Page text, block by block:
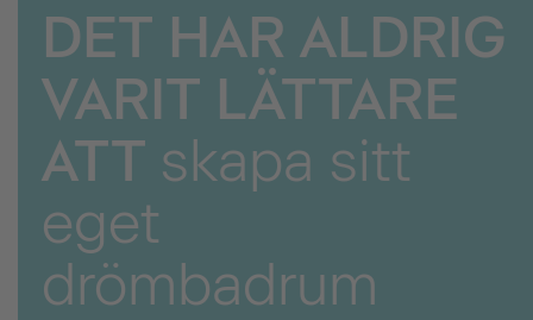
DET HAR ALDRIG
VARIT LÄTTARE
ATT skapa sitt
eget
drömbadrum